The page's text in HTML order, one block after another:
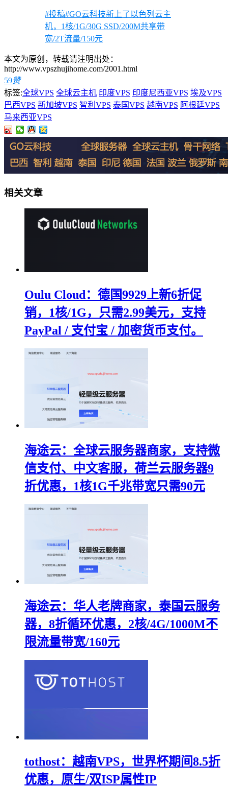
#投稿#GO云科技新上了以色列云主
机，1核/1G/30G SSD/200M共享带
宽/2T流量/150元
本文为原创，转载请注明出处：
http://www.vpszhujihome.com/2001.html
59赞
标签:全球VPS 全球云主机 印度VPS 印度尼西亚VPS 埃及VPS
巴西VPS 新加坡VPS 智利VPS 泰国VPS 越南VPS 阿根廷VPS
马来西亚VPS
相关文章
Oulu Cloud：德国9929上新6折促
销，1核/1G，只需2.99美元，支持
PayPal / 支付宝 / 加密货币支付。
海途云：全球云服务器商家，支持微
信支付、中文客服，荷兰云服务器9
折优惠，1核1G千兆带宽只需90元
海途云：华人老牌商家，泰国云服务
器，8折循环优惠，2核/4G/1000M不
限流量带宽/160元
tothost：越南VPS，世界杯期间8.5折
优惠，原生/双ISP属性IP